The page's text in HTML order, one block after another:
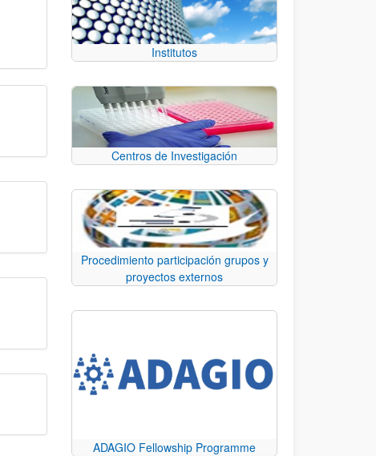
Institutos
Centros de Investigación
Procedimiento participación grupos y
proyectos externos
ADAGIO Fellowship Programme